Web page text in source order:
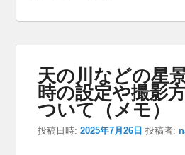
天の川などの星
時の設定や撮影
ついて（メモ）
投稿日時:2025年7月26日 投稿者: